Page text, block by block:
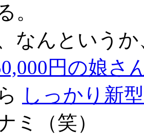
。
なんという
円の娘さ
しっかり新
ミ（笑）